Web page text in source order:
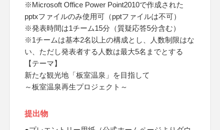
※Microsoft Office Power Point2010で作成された
pptxファイルのみ使用可（pptファイルは不可）
※発表時間は1チーム15分（質疑応答5分含む）
※1チームは基本2名以上の構成とし、人数制限はな
い、ただし発表者する人数は最大5名までとする
【テーマ】
新たな観光地「板室温泉」を目指して
～板室温泉再生プロジェクト～
提出物